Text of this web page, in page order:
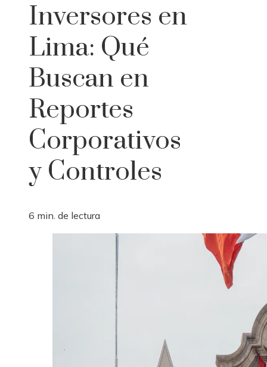
Inversores en
Lima: Qué
Buscan en
Reportes
Corporativos
y Controles
6 min. de lectura